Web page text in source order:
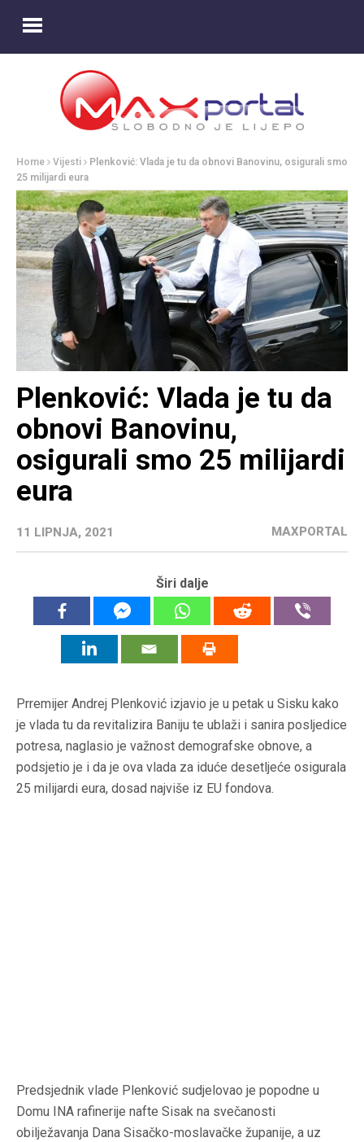
Home Vijesti
Plenković: Vlada je tu da obnovi Banovinu, osigurali smo
25 milijardi eura
Plenković: Vlada je tu da
obnovi Banovinu,
osigurali smo 25 milijardi
eura
11 LIPNJA, 2021 MAXPORTAL
Širi dalje
Prremijer Andrej Plenković izjavio je u petak u Sisku kako
je vlada tu da revitalizira Baniju te ublaži i sanira posljedice
potresa, naglasio je važnost demografske obnove, a
podsjetio je i da je ova vlada za iduće desetljeće osigurala
25 milijardi eura, dosad najviše iz EU fondova.
Predsjednik vlade Plenković sudjelovao je popodne u
Domu INA rafinerije nafte Sisak na svečanosti
obilježavanja Dana Sisačko-moslavačke županije, a uz